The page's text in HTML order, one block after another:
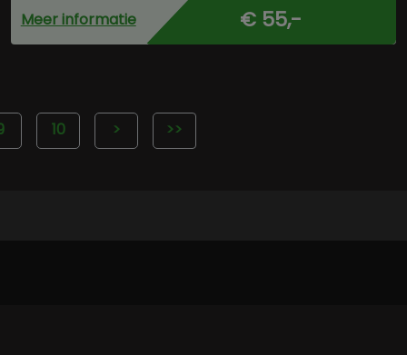
Meer informatie € 55,-
10 > >>